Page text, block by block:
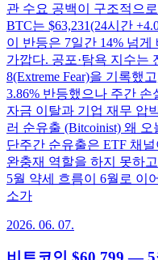
관 수요 공백이 구조적으
BTC는 $63,231(24시간
이 반등은 7일간 14% 넘
가깝다. 공포·탐욕 지수는
8(Extreme Fear)을 기록했
3.86% 반등했으나 주간
자금 이탈과 기업 재무 압
러 순유출 (Bitcoinist) 왜 오
단주간 순유출은 ETF 채
완충재 역할을 하지 못하
5월 약세 흐름이 6월로 이
소가
2026. 06. 07.